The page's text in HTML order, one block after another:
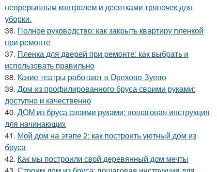
непрерывным контролем и десятками тряпочек для
уборки.
36. Полное руководство: как закрыть квартиру пленкой
при ремонте
37. Пленка для дверей при ремонте: как выбрать и
использовать правильно
38. Какие театры работают в Орехово-Зуево
39. Дом из профилированного бруса своими руками:
доступно и качественно
40. ДОМ из бруса своими руками: пошаговая инструкция
для начинающих
41. Мой дом на этапе 2: как построить уютный дом из
бруса
42. Как мы построили свой деревянный дом мечты